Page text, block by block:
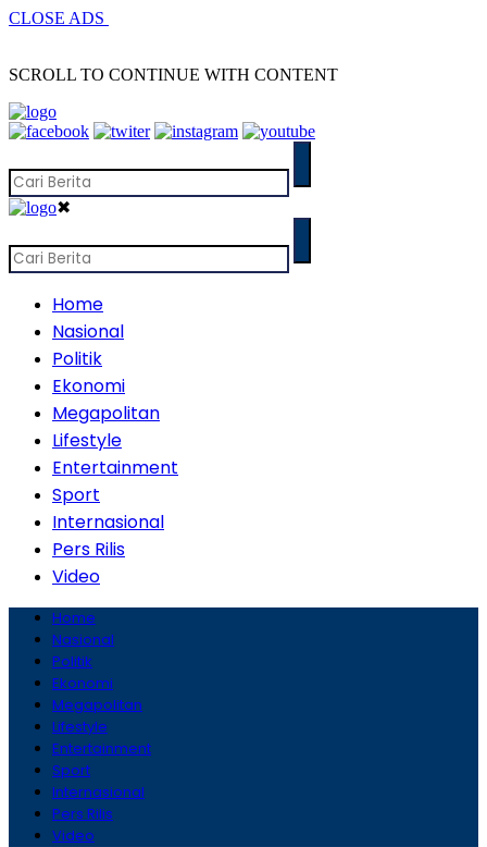
CLOSE ADS
SCROLL TO CONTINUE WITH CONTENT
✖
Home
Nasional
Politik
Ekonomi
Megapolitan
Lifestyle
Entertainment
Sport
Internasional
Pers Rilis
Video
Home
Nasional
Politik
Ekonomi
Megapolitan
Lifestyle
Entertainment
Sport
Internasional
Pers Rilis
Video